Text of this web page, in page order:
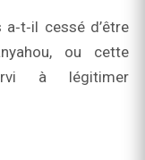
cessé d’être
ou cette
à légitimer